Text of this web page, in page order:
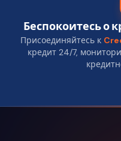
Беспокоитесь о
Присоединяйтесь к
кредит 24/7,